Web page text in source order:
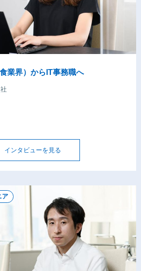
業界）からIT事務職へ
インタビューを見る
ア